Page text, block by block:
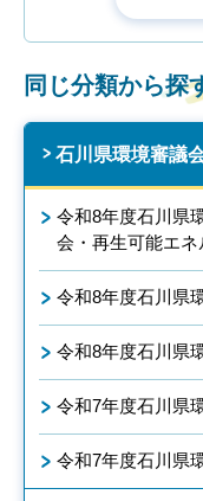
同じ分類から探
石川県環境審議
令和8年度石川県
会・再生可能エ
令和8年度石川県
令和8年度石川県
令和7年度石川県
令和7年度石川県